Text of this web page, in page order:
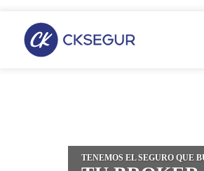
TENEMOS EL SEGURO QUE